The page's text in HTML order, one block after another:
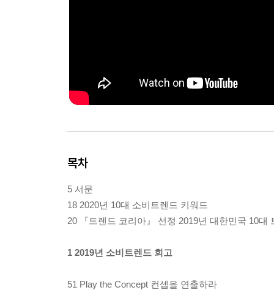
목차
5 서문
18 2020년 10대 소비트렌드 키워드
20 『트렌드 코리아』 선정 2019년 대한민국 10대
1 2019년 소비트렌드 회고
51 Play the Concept 컨셉을 연출하라